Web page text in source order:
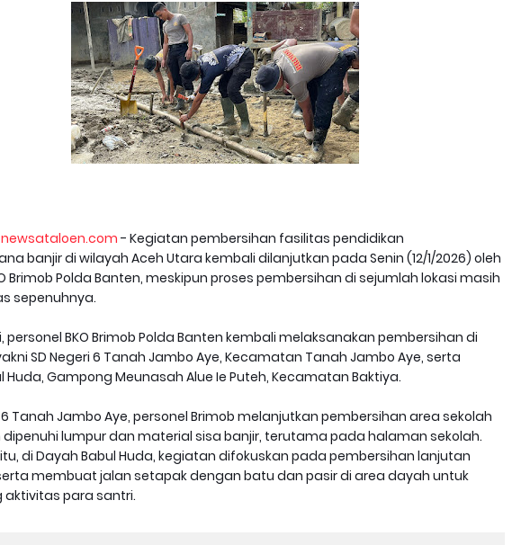
newsataloen.com - Kegiatan pembersihan fasilitas pendidikan
banjir di wilayah Aceh Utara kembali dilanjutkan pada Senin (12/1/2026) oleh
Brimob Polda Banten, meskipun proses pembersihan di sejumlah lokasi masih
sepenuhnya.
personel BKO Brimob Polda Banten kembali melaksanakan pembersihan di
SD Negeri 6 Tanah Jambo Aye, Kecamatan Tanah Jambo Aye, serta
Huda, Gampong Meunasah Alue Ie Puteh, Kecamatan Baktiya.
6 Tanah Jambo Aye, personel Brimob melanjutkan pembersihan area sekolah
lumpur dan material sisa banjir, terutama pada halaman sekolah.
di Dayah Babul Huda, kegiatan difokuskan pada pembersihan lanjutan
membuat jalan setapak dengan batu dan pasir di area dayah untuk
aktivitas para santri.